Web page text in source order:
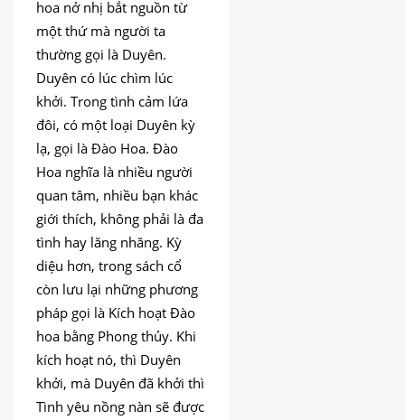
hoa nở nhị bắt nguồn từ
một thứ mà người ta
thường gọi là Duyên.
Duyên có lúc chìm lúc
khởi. Trong tình cảm lứa
đôi, có một loại Duyên kỳ
lạ, gọi là Đào Hoa. Đào
Hoa nghĩa là nhiều người
quan tâm, nhiều bạn khác
giới thích, không phải là đa
tình hay lăng nhăng. Kỳ
diệu hơn, trong sách cổ
còn lưu lại những phương
pháp gọi là Kích hoạt Đào
hoa bằng Phong thủy. Khi
kích hoạt nó, thì Duyên
khởi, mà Duyên đã khởi thì
Tình yêu nồng nàn sẽ được